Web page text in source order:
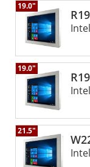
19.0"
19.0"
21.5"